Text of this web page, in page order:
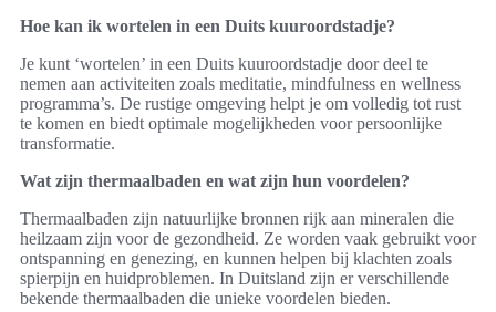
Hoe kan ik wortelen in een Duits kuuroordstadje?
Je kunt ‘wortelen’ in een Duits kuuroordstadje door deel te
nemen aan activiteiten zoals meditatie, mindfulness en wellness
programma’s. De rustige omgeving helpt je om volledig tot rust
te komen en biedt optimale mogelijkheden voor persoonlijke
transformatie.
Wat zijn thermaalbaden en wat zijn hun voordelen?
Thermaalbaden zijn natuurlijke bronnen rijk aan mineralen die
heilzaam zijn voor de gezondheid. Ze worden vaak gebruikt voor
ontspanning en genezing, en kunnen helpen bij klachten zoals
spierpijn en huidproblemen. In Duitsland zijn er verschillende
bekende thermaalbaden die unieke voordelen bieden.